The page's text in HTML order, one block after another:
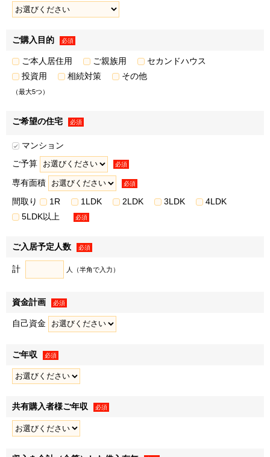
得した閲覧履歴やサービス利用履歴等の情報を分析し、お客
※3
• クーポン・サービス利用時の割引等の特典の提供
※1・※2・※3弊社または弊社のグループ各社が取得した
取引履歴等の情報を分析し、お客様の属性・興味関心等を推
話、封書葉書等、メールマガジン、またはダイレクトメール
食･住･遊･働に関わる、商品・サービスの開発・改善、ならび
に弊社および弊社のグループ各社が行うお客様によりよい商
品・サービスを提供するための市場調査などのマーケティン
グ活動・調査・分析のため
• 新規事業の企画、新商品の開発、既存商品・サービスの
改善
• アンケートの実施
• 販売促進活動の効果検証､販売促進計画の策定
４．上記利用目的１～３の達成にあたり第三者に提供するた
個人関連情報の取得
Cookieや広告ID（スマートフォン端末の識別子）等（以下
「Cookie等」といいます）により収集されたWebの閲覧・利
ご購入目的 必須
ご本人居住用 ご親族用
セカンドハウス
投資用
相続対策 その他
（最大5つ）
ご希望の住宅 必須
マンション
ご予算
必須
専有面積 必須
間取り 1R 1LDK 2LDK 3LDK
4LDK
5LDK以上
必須
ご入居予定人数 必須
計 人（半角で入力）
資金計画 必須
自己資金
ご年収 必須
共有購入者様ご年収 必須